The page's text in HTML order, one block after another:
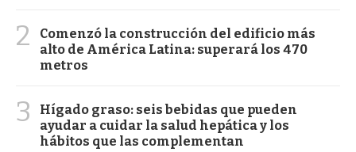
2
Comenzó la construcción del edificio más
alto de América Latina: superará los 470
metros
3
Hígado graso: seis bebidas que pueden
ayudar a cuidar la salud hepática y los
hábitos que las complementan